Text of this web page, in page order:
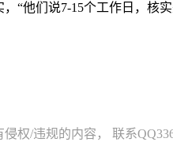
“他们说7-15个工作日，核
/违规的内容， 联系